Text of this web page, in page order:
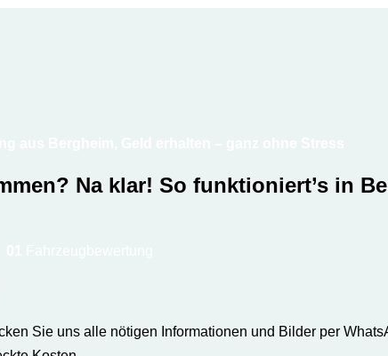
Na klar! So funktioniert’s in
Sie uns alle nötigen Informationen und Bilder per